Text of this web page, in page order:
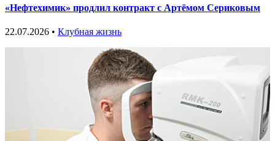
«Нефтехимик» продлил контракт с Артёмом Сериковым
22.07.2026 • Клубная жизнь